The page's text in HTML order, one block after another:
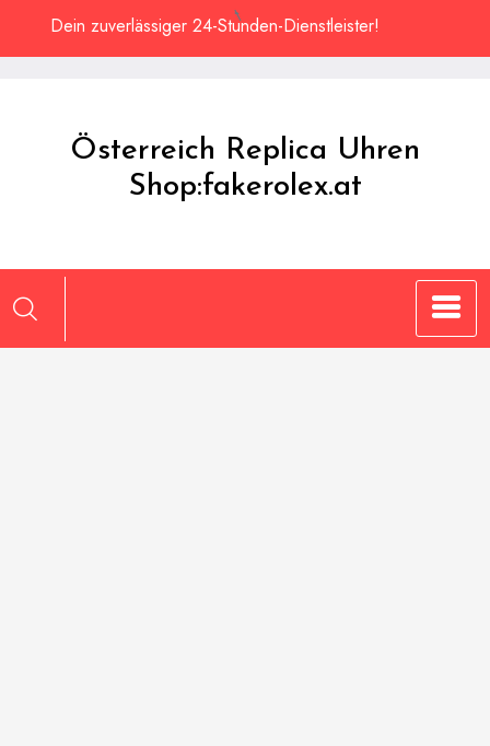
Dein zuverlässiger 24-Stunden-Dienstleister!
Österreich Replica Uhren
Shop:fakerolex.at